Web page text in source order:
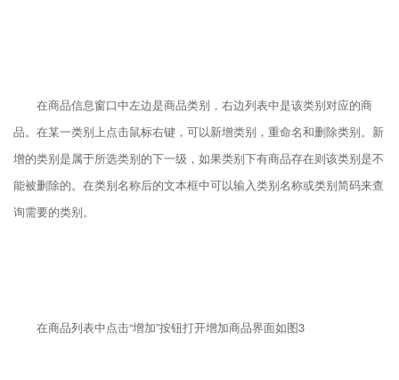
在商品信息窗口中左边是商品类别，右边列表中是该类别对应的商
品。在某一类别上点击鼠标右键，可以新增类别，重命名和删除类别。新
增的类别是属于所选类别的下一级，如果类别下有商品存在则该类别是不
能被删除的。在类别名称后的文本框中可以输入类别名称或类别简码来查
询需要的类别。
在商品列表中点击“增加”按钮打开增加商品界面如图3